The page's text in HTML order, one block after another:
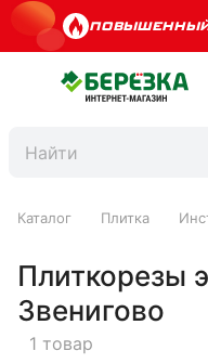
Каталог Плитка
Плиткорезы
Звенигово
1 товар